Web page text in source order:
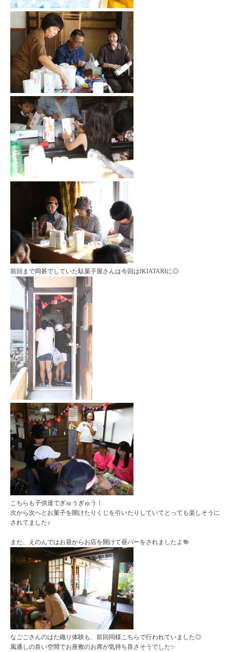
前回まで岡甚でしていた駄菓子屋さんは今回はIKIATARIに◎
こちらも子供達でぎゅうぎゅう！
次から次へとお菓子を開けたりくじを引いたりしていてとっても楽しそうに
されてました♪
また、えのんではお昼からお店を開けて昼バーをされましたよ🍻
なごごさんのはた織り体験も、前回同様こちらで行われていました◎
風通しの良い空間でお座敷のお席が気持ち良さそうでした✨